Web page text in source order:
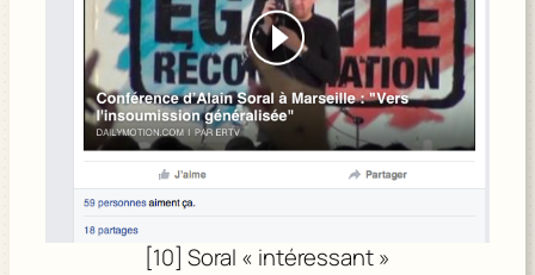
[10] Soral « intéressant »